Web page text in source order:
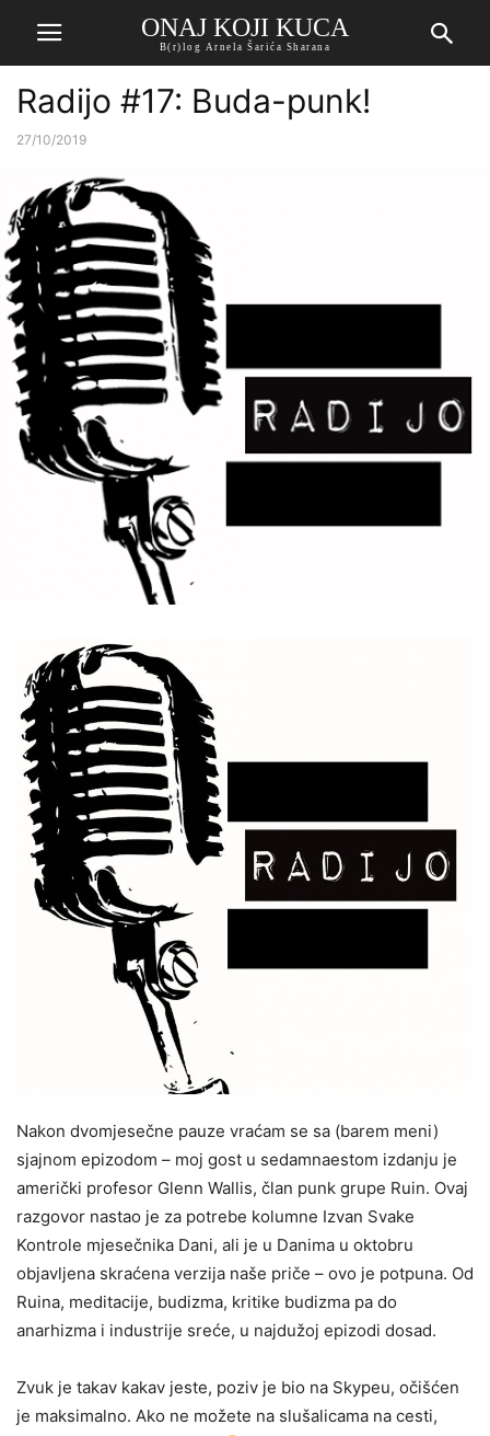
ONAJ KOJI KUCA
B(r)log Arnela Šarića Sharana
Radijo #17: Buda-punk!
27/10/2019
Nakon dvomjesečne pauze vraćam se sa (barem meni)
sjajnom epizodom – moj gost u sedamnaestom izdanju je
američki profesor Glenn Wallis, član punk grupe Ruin. Ovaj
razgovor nastao je za potrebe kolumne Izvan Svake
Kontrole mjesečnika Dani, ali je u Danima u oktobru
objavljena skraćena verzija naše priče – ovo je potpuna. Od
Ruina, meditacije, budizma, kritike budizma pa do
anarhizma i industrije sreće, u najdužoj epizodi dosad.
Zvuk je takav kakav jeste, poziv je bio na Skypeu, očišćen
je maksimalno. Ako ne možete na slušalicama na cesti,